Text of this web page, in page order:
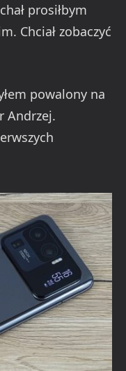
prosiłbym
Chciał zobaczyć
powalony na
Andrzej.